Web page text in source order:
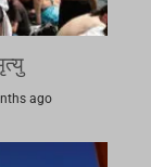
ago